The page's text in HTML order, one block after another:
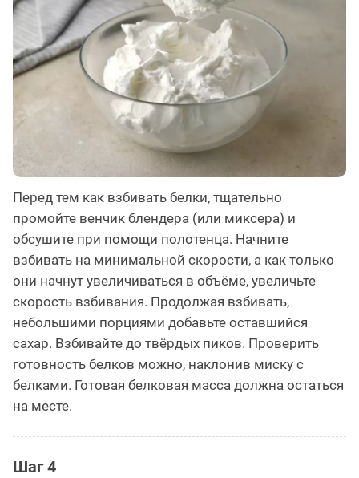
Перед тем как взбивать белки, тщательно
промойте венчик блендера (или миксера) и
обсушите при помощи полотенца. Начните
взбивать на минимальной скорости, а как только
они начнут увеличиваться в объёме, увеличьте
скорость взбивания. Продолжая взбивать,
небольшими порциями добавьте оставшийся
сахар. Взбивайте до твёрдых пиков. Проверить
готовность белков можно, наклонив миску с
белками. Готовая белковая масса должна остаться
на месте.
Шаг 4